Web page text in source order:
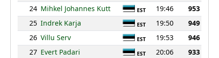
24 Mihkel Johannes Kutt EST 19:46
953
25 Indrek Karja EST 19:50
949
26 Villu Serv EST 19:53
946
27 Evert Padari EST 20:06
933